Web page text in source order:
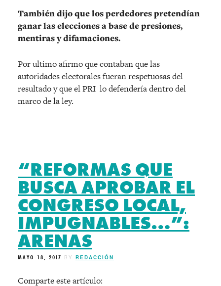
También dijo que los perdedores pretendían
ganar las elecciones a base de presiones,
mentiras y difamaciones.
Por ultimo afirmo que contaban que las
autoridades electorales fueran respetuosas del
resultado y que el PRI lo defendería dentro del
marco de la ley.
“REFORMAS QUE
BUSCA APROBAR EL
CONGRESO LOCAL,
IMPUGNABLES…”:
ARENAS
MAYO 18, 2017 BY REDACCIÓN
Comparte este artículo: